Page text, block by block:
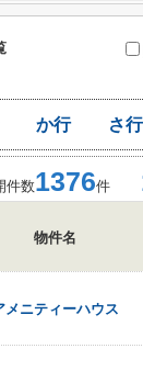
か行 さ行
件数1376件
物件名
メニティーハウス